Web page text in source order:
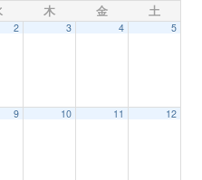
i
木 金 土
2 3 4 5
9 10 11 12